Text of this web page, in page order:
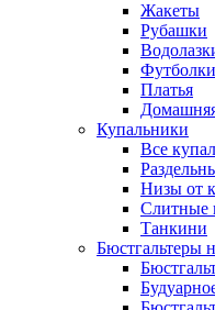
Жакеты
Рубашки
Футболки
Платья
Купальники
Все
Низы от
Слитные
Танкини
Бюстгальтеры